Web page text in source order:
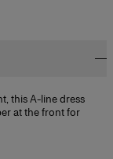
this A-line dress
at the front for